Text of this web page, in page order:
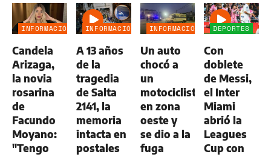
INFORMACIÓN
Candela
Arizaga,
la novia
rosarina
de
Facundo
Moyano:
"Tengo
INFORMACIÓN
A 13 años
de la
tragedia
de Salta
2141, la
memoria
intacta en
postales
INFORMACIÓN
Un auto
chocó a
un
motociclista
en zona
oeste y
se dio a la
fuga
DEPORTES
Con
doblete
de Messi,
el Inter
Miami
abrió la
Leagues
Cup con